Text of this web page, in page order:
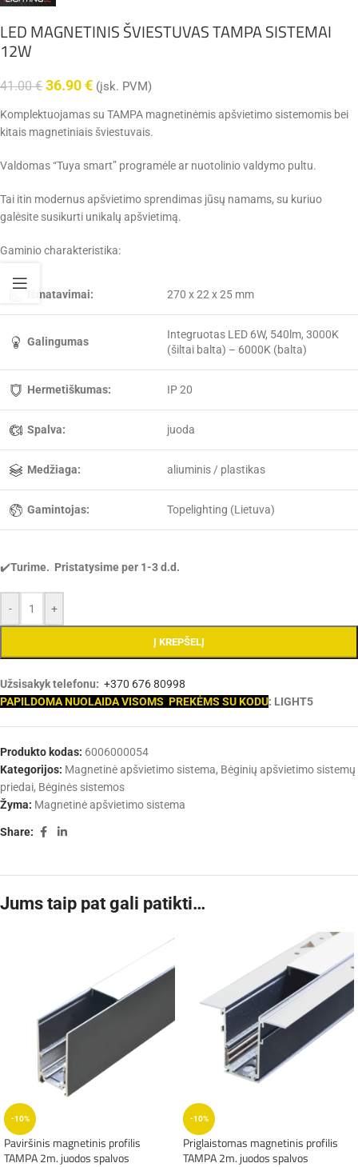
LED MAGNETINIS ŠVIESTUVAS TAMPA SISTEMAI
12W
41.00€ 36.90€ (įsk. PVM)
Komplektuojamas su TAMPA magnetinėmis apšvietimo sistemomis bei
kitais magnetiniais šviestuvais.
Valdomas “Tuya smart” programėle ar nuotolinio valdymo pultu.
Tai itin modernus apšvietimo sprendimas jūsų namams, su kuriuo
galėsite susikurti unikalų apšvietimą.
Gaminio charakteristika:
Išmatavimai: 270 x 22 x 25 mm
Galingumas
Integruotas LED 6W, 540lm, 3000K
(šiltai balta) – 6000K (balta)
Hermetiškumas: IP 20
Spalva: juoda
Medžiaga: aliuminis / plastikas
Gamintojas: Topelighting (Lietuva)
✔️Turime. Pristatysime per 1-3 d.d.
- +
Į KREPŠELĮ
Užsisakyk telefonu: +370 676 80998
PAPILDOMA NUOLAIDA VISOMS PREKĖMS SU KODU: LIGHT5
Produkto kodas: 6006000054
Kategorijos: Magnetinė apšvietimo sistema, Bėginių apšvietimo sistemų
priedai, Bėginės sistemos
Žyma: Magnetinė apšvietimo sistema
Share:
Jums taip pat gali patikti…
-10%
Paviršinis magnetinis profilis
TAMPA 2m. juodos spalvos
-10%
Priglaistomas magnetinis profilis
TAMPA 2m. juodos spalvos